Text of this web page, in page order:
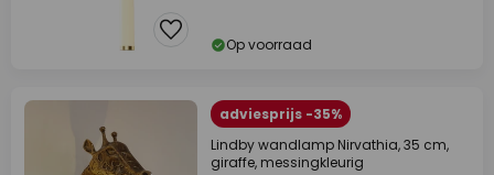
Op voorraad
adviesprijs -35%
Lindby wandlamp Nirvathia, 35 cm,
giraffe, messingkleurig